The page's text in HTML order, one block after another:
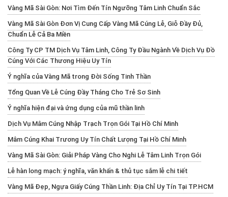
Vàng Mã Sài Gòn: Nơi Tìm Đến Tín Ngưỡng Tâm Linh Chuẩn Sắc
Vàng Mã Sài Gòn Đơn Vị Cung Cấp Vàng Mã Cúng Lễ, Giỗ Đầy Đủ,
Chuẩn Lễ Cả Ba Miền
Công Ty CP TM Dịch Vụ Tâm Linh, Công Ty Đầu Ngành Về Dịch Vụ Đồ
Cúng Với Các Thương Hiệu Uy Tín
Ý nghĩa của Vàng Mã trong Đời Sống Tinh Thần
Tổng Quan Về Lễ Cúng Đầy Tháng Cho Trẻ Sơ Sinh
Ý nghĩa hiện đại và ứng dụng của mũ thần linh
Dịch Vụ Mâm Cúng Nhập Trạch Trọn Gói Tại Hồ Chí Minh
Mâm Cúng Khai Trương Uy Tín Chất Lượng Tại Hồ Chí Minh
Vàng Mã Sài Gòn: Giải Pháp Vàng Cho Nghi Lễ Tâm Linh Trọn Gói
Lễ hàn long mạch: ý nghĩa, văn khấn & thủ tục sắm lễ chi tiết
Vàng Mã Đẹp, Ngựa Giấy Cúng Thần Linh: Địa Chỉ Uy Tín Tại TP.HCM